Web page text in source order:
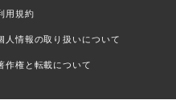
用規約
人情報の取り扱いについて
作権と転載について